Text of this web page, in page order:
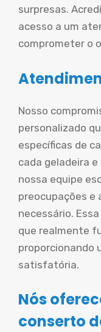
surpresas.
acesso a um
comprometer o
Nosso
personalizado
específicas de
cada geladeira
nossa equipe
preocupações e
necessário.
que realmente
proporcionando
satisfatória.
Nós
conserto